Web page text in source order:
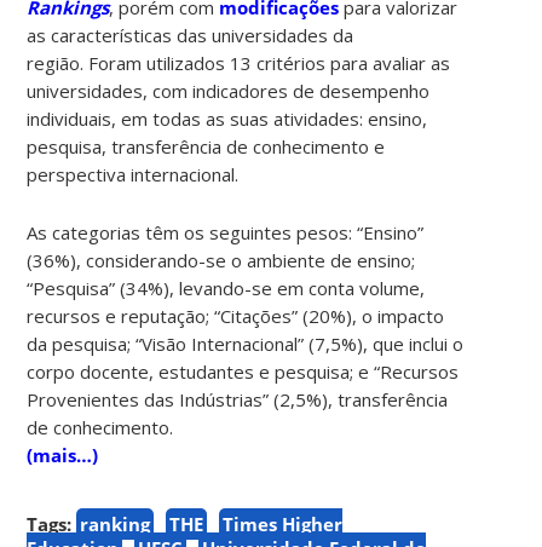
Rankings, porém com modificações para valorizar
as características das universidades da
região. Foram utilizados 13 critérios para avaliar as
universidades, com indicadores de desempenho
individuais, em todas as suas atividades: ensino,
pesquisa, transferência de conhecimento e
perspectiva internacional.
As categorias têm os seguintes pesos: “Ensino”
(36%), considerando-se o ambiente de ensino;
“Pesquisa” (34%), levando-se em conta volume,
recursos e reputação; “Citações” (20%), o impacto
da pesquisa; “Visão Internacional” (7,5%), que inclui o
corpo docente, estudantes e pesquisa; e “Recursos
Provenientes das Indústrias” (2,5%), transferência
de conhecimento.
(mais…)
Tags: ranking THE
Times Higher